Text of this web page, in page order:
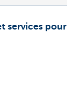
services pour